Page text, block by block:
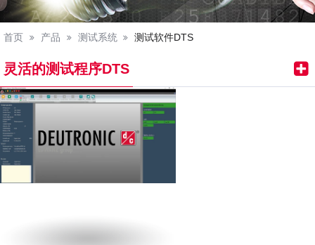
首页 产品 测试系统 测试软件DTS
灵活的测试程序DTS